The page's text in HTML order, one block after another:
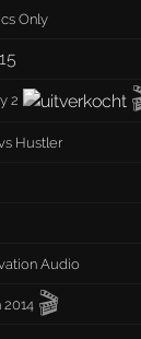
Only
2
Hustler
Audio
🎬